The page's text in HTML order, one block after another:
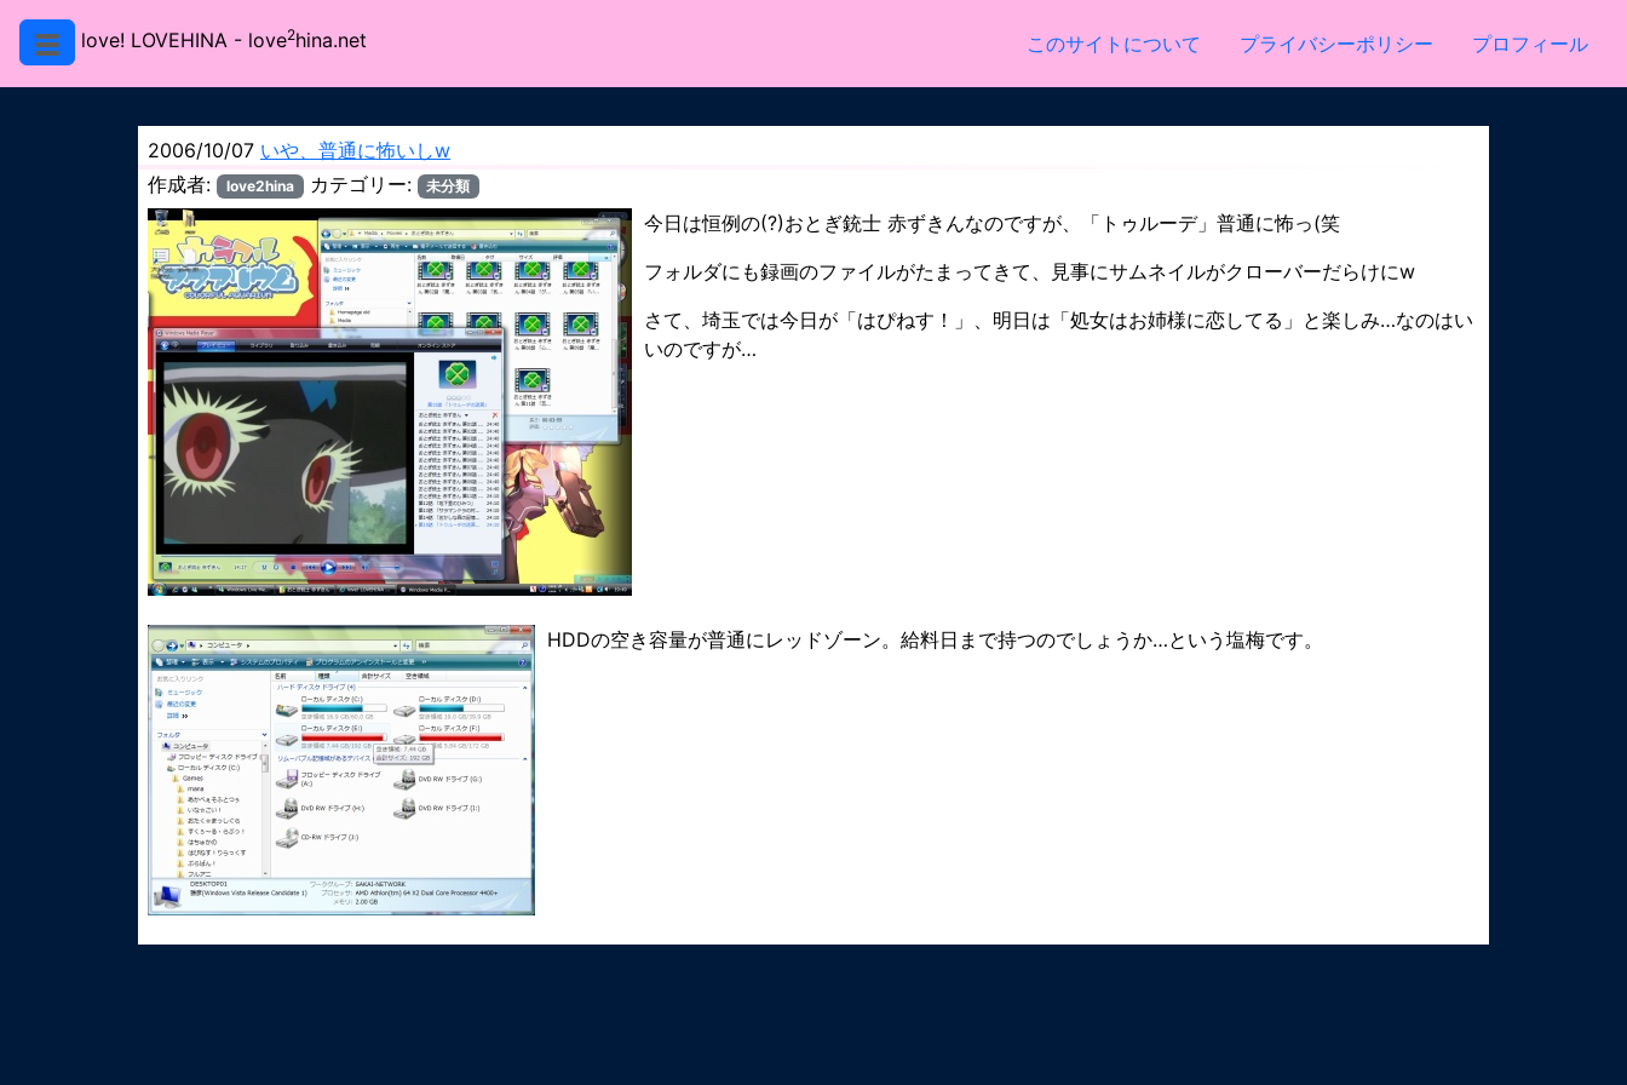
love! LOVEHINA - love2hina.net このサイトについて プライバシーポリシー プロフィール
2006/10/07 いや、普通に怖いしw
作成者:
love2hina カテゴリー: 未分類
今日は恒例の(?)おとぎ銃士 赤ずきんなのですが、「トゥルーデ」普通に怖っ(笑
フォルダにも録画のファイルがたまってきて、見事にサムネイルがクローバーだらけにw
さて、埼玉では今日が「はぴねす！」、明日は「処女はお姉様に恋してる」と楽しみ…なのはい
いのですが…
HDDの空き容量が普通にレッドゾーン。給料日まで持つのでしょうか…という塩梅です。